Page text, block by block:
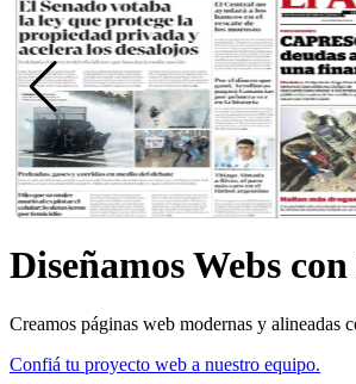
Diseñamos Webs
Creamos páginas web modernas y
Confiá tu proyecto web a nuestro equipo.